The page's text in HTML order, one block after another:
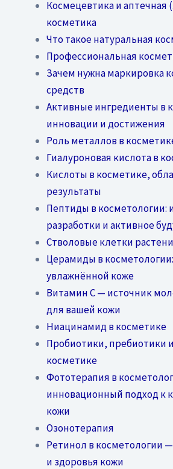
Космецевтика и аптечная
косметика
Что такое натуральная
Профессиональная
Зачем нужна маркировка
средств
Активные ингредиенты в
инновации и достижения
Роль металлов в
Гиалуроновая кислота в
Кислоты в косметике,
результаты
Пептиды в косметологии:
разработки и активное
Стволовые клетки
Церамиды в
увлажнённой коже
Витамин C — источник
для вашей кожи
Ниацинамид в косметике
Пробиотики, пребиотики
косметике
Фототерапия в
инновационный подход к
кожи
Озонотерапия
Ретинол в косметологии
и здоровья кожи